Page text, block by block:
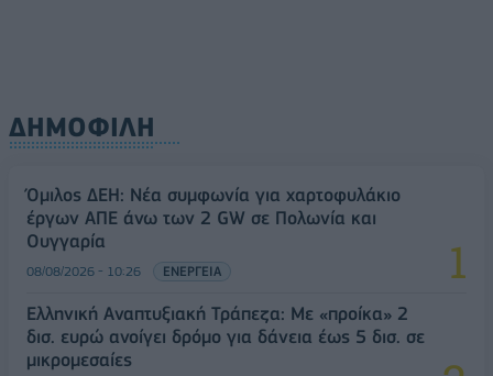
ΔΗΜΟΦΙΛΗ
Όμιλος ΔΕΗ: Νέα συμφωνία για χαρτοφυλάκιο
έργων ΑΠΕ άνω των 2 GW σε Πολωνία και
Ουγγαρία
08/08/2026 - 10:26 ΕΝΕΡΓΕΙΑ
Ελληνική Αναπτυξιακή Τράπεζα: Με «προίκα» 2
δισ. ευρώ ανοίγει δρόμο για δάνεια έως 5 δισ. σε
μικρομεσαίες